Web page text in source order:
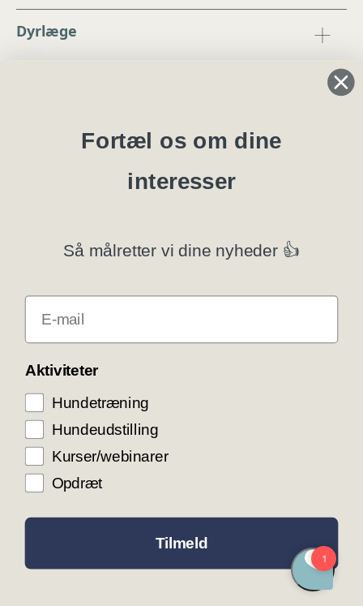
Vi bruger cookies til teknisk funktionalitet samt
trafikmåling for at optimere vores hjemmeside og
levere den bedst mulige service og
brugeroplevelse. Ved at trykke ”Accepter alle”
giver du samtykke til disse formål.
ACCEPTER NØDVENDIGE COOKIES
INDSTILLINGER
Dyrlæge
Blanketter
Privatlivspolitik
Få rabat som DKK medlem
Fortæl os om dine
interesser
Så målretter vi dine nyheder 👍
E-mail
Aktiviteter
Hundetræning
Hundeudstilling
Kurser/webinarer
Opdræt
Tilmeld